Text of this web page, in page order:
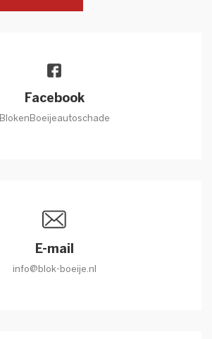
Facebook
BlokenBoeijeautoschade
E-mail
info@blok-boeije.nl